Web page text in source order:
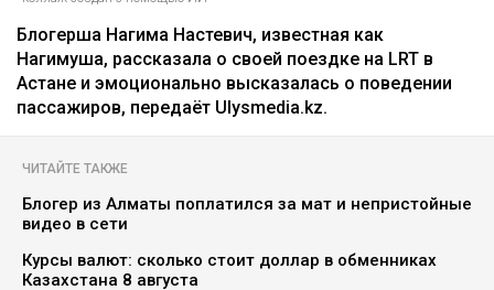
Блогерша Нагима Настевич, известная как
Нагимуша, рассказала о своей поездке на LRT в
Астане и эмоционально высказалась о поведении
пассажиров, передаёт Ulysmedia.kz.
ЧИТАЙТЕ ТАКЖЕ
Блогер из Алматы поплатился за мат и непристойные
видео в сети
Курсы валют: сколько стоит доллар в обменниках
Казахстана 8 августа